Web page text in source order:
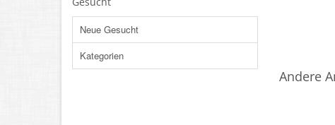
Neue Gesucht
Kategorien
Andere